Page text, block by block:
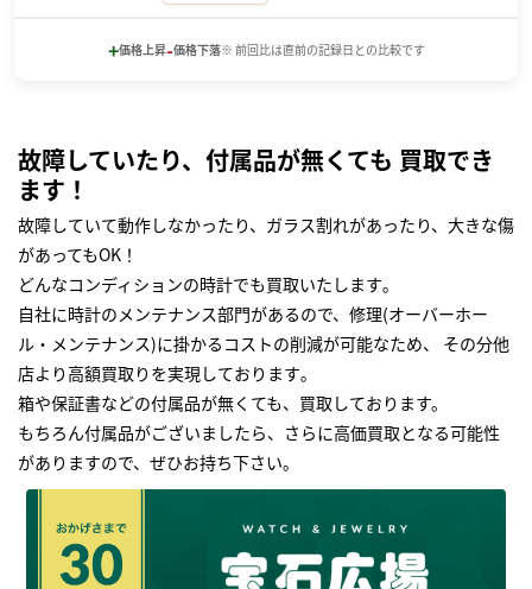
+価格上昇-価格下落※ 前回比は直前の記録日との比較です
故障していたり、付属品が無くても 買取でき
ます！
故障していて動作しなかったり、ガラス割れがあったり、大きな傷
があってもOK！
どんなコンディションの時計でも買取いたします｡
自社に時計のメンテナンス部門があるので、修理(オーバーホー
ル・メンテナンス)に掛かるコストの削減が可能なため、 その分他
店より高額買取りを実現しております｡
箱や保証書などの付属品が無くても、買取しております。
もちろん付属品がございましたら、さらに高価買取となる可能性
がありますので、ぜひお持ち下さい｡